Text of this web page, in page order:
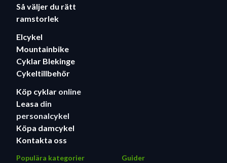
Så väljer du rätt
ramstorlek
Elcykel
Mountainbike
Cyklar Blekinge
Cykeltillbehör
Köp cyklar online
Leasa din
personalcykel
Köpa damcykel
Kontakta oss
Populära kategorier Guider